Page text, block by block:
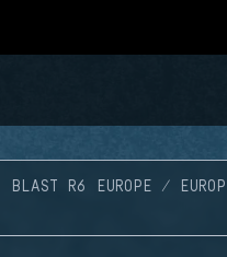
BLAST R6 EUROPE